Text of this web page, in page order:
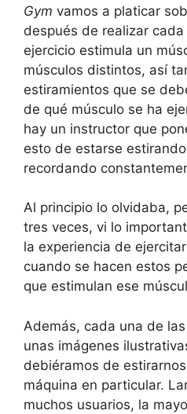
FEED RSS
Gym vamos a platicar
después de realizar
ejercicio estimula un
músculos distintos, así
estiramientos que se
de qué músculo se ha
hay un instructor que
esto de estarse
recordando
Al principio lo olvidaba,
tres veces, vi lo
la experiencia de
cuando se hacen estos
que estimulan ese
Además, cada una de
unas imágenes
debiéramos de
máquina en particular.
muchos usuarios, la